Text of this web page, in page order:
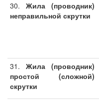
30. Жила (проводник)
неправильной скрутки
31. Жила (проводник)
простой (сложной)
скрутки